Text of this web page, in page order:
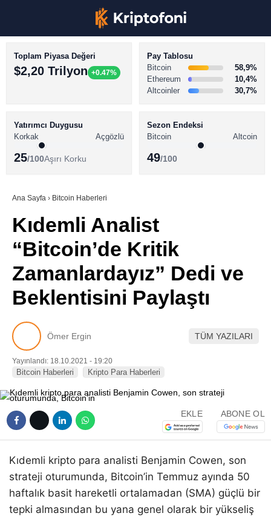
BİTCOİN HABERLERİ
ALTCOİN HABERLERİ
SÖZLÜK
Toplam Piyasa Değeri
$2,20 Trilyon +0.47%
Pay Tablosu
Bitcoin
58,9%
Ethereum
10,4%
Altcoinler
30,7%
Yatırımcı Duygusu
Korkak
Açgözlü
25/100Aşırı Korku
Sezon Endeksi
Bitcoin
Altcoin
49/100
Ana Sayfa › Bitcoin Haberleri
Kıdemli Analist
“Bitcoin’de Kritik
Zamanlardayız” Dedi ve
Beklentisini Paylaştı
Ömer Ergin TÜM YAZILARI
Yayınlandı: 18.10.2021 - 19:20
Bitcoin Haberleri Kripto Para Haberleri
EKLE ABONE OL
Kıdemli kripto para analisti Benjamin Cowen, son
strateji oturumunda, Bitcoin’in Temmuz ayında 50
haftalık basit hareketli ortalamadan (SMA) güçlü bir
tepki almasından bu yana genel olarak bir yükseliş